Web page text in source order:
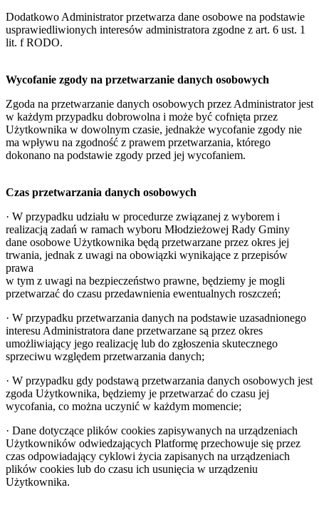
Dodatkowo Administrator przetwarza dane osobowe na podstawie
usprawiedliwionych interesów administratora zgodne z art. 6 ust. 1
lit. f RODO.
Wycofanie zgody na przetwarzanie danych osobowych
Zgoda na przetwarzanie danych osobowych przez Administrator jest
w każdym przypadku dobrowolna i może być cofnięta przez
Użytkownika w dowolnym czasie, jednakże wycofanie zgody nie
ma wpływu na zgodność z prawem przetwarzania, którego
dokonano na podstawie zgody przed jej wycofaniem.
Czas przetwarzania danych osobowych
· W przypadku udziału w procedurze związanej z wyborem i
realizacją zadań w ramach wyboru Młodzieżowej Rady Gminy
dane osobowe Użytkownika będą przetwarzane przez okres jej
trwania, jednak z uwagi na obowiązki wynikające z przepisów
prawa
w tym z uwagi na bezpieczeństwo prawne, będziemy je mogli
przetwarzać do czasu przedawnienia ewentualnych roszczeń;
· W przypadku przetwarzania danych na podstawie uzasadnionego
interesu Administratora dane przetwarzane są przez okres
umożliwiający jego realizację lub do zgłoszenia skutecznego
sprzeciwu względem przetwarzania danych;
· W przypadku gdy podstawą przetwarzania danych osobowych jest
zgoda Użytkownika, będziemy je przetwarzać do czasu jej
wycofania, co można uczynić w każdym momencie;
· Dane dotyczące plików cookies zapisywanych na urządzeniach
Użytkowników odwiedzających Platformę przechowuje się przez
czas odpowiadający cyklowi życia zapisanych na urządzeniach
plików cookies lub do czasu ich usunięcia w urządzeniu
Użytkownika.